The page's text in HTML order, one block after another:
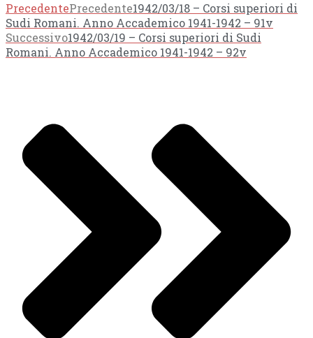
PrecedentePrecedente1942/03/18 – Corsi superiori di
Sudi Romani. Anno Accademico 1941-1942 – 91v
Successivo1942/03/19 – Corsi superiori di Sudi
Romani. Anno Accademico 1941-1942 – 92v